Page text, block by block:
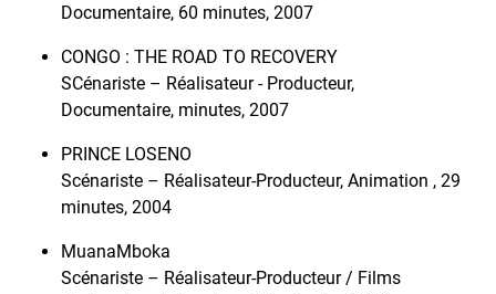
Documentaire, 60 minutes, 2007
CONGO : THE ROAD TO RECOVERY
SCénariste – Réalisateur - Producteur,
Documentaire, minutes, 2007
PRINCE LOSENO
Scénariste – Réalisateur-Producteur, Animation , 29
minutes, 2004
MuanaMboka
Scénariste – Réalisateur-Producteur / Films